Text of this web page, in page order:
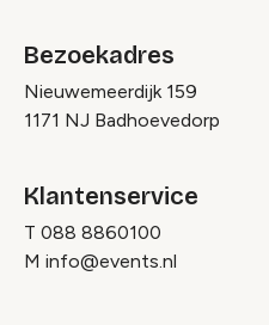
Bezoekadres
Nieuwemeerdijk 159
1171 NJ Badhoevedorp
Klantenservice
T 088 8860100
M info@events.nl